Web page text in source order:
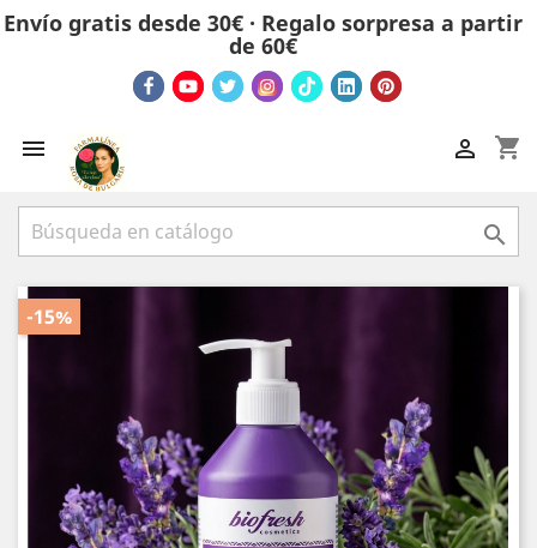
Envío gratis desde 30€ · Regalo sorpresa a partir
de 60€
 shopping_cart


-15%